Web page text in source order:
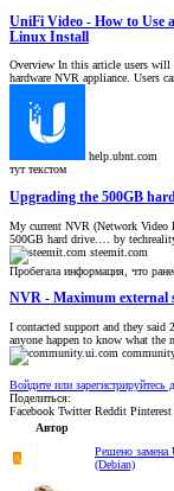
UniFi Video - How to Use
Linux Install
Overview In this article users will
hardware NVR appliance. Users
help.ubnt.com
тут текстом
Upgrading the 500GB
My current NVR (Network Video
500GB hard drive.… by
steemit.com
Пробегала информация, что
NVR - Maximum external
I contacted support and they
anyone happen to know what the
Войдите или зарегистрируйтесь
Поделиться:
Facebook Twitter Reddit Pinterest
Автор
A
Решено
(Debian)